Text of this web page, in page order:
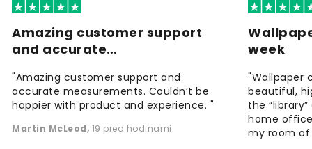
Amazing customer support
and accurate…
"Amazing customer support and
accurate measurements. Couldn’t be
happier with product and experience. "
Martin McLeod, 19 pred hodinami
week
"Wallpaper
beautiful,
the
home
my room of